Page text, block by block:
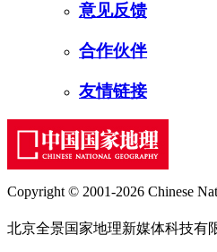
意见反馈
合作伙伴
友情链接
Copyright © 2001-2026 Chinese
北京全景国家地理新媒体科技有